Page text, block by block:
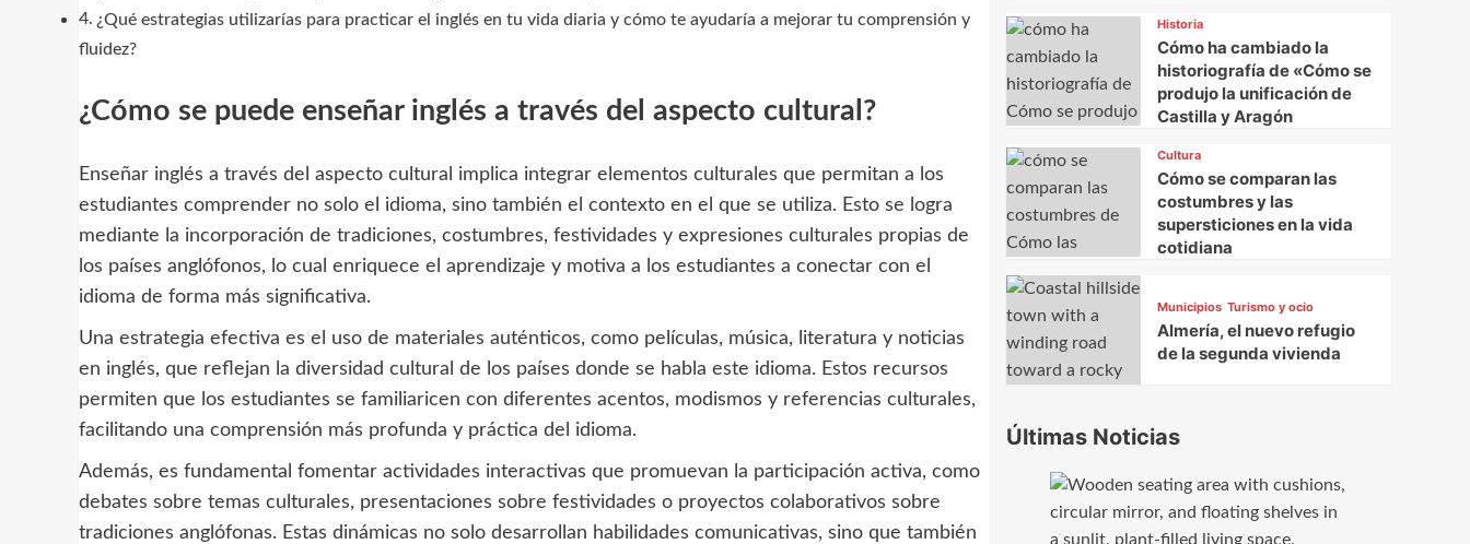
¿Qué estrategias utilizarías para practicar el inglés en tu vida diaria y cómo te ayudaría a mejorar tu comprensión y
fluidez?
¿Cómo se puede enseñar inglés a través del aspecto cultural?
Enseñar inglés a través del aspecto cultural implica integrar elementos culturales que permitan a los
estudiantes comprender no solo el idioma, sino también el contexto en el que se utiliza. Esto se logra
mediante la incorporación de tradiciones, costumbres, festividades y expresiones culturales propias de
los países anglófonos, lo cual enriquece el aprendizaje y motiva a los estudiantes a conectar con el
idioma de forma más significativa.
Una estrategia efectiva es el uso de materiales auténticos, como películas, música, literatura y noticias
en inglés, que reflejan la diversidad cultural de los países donde se habla este idioma. Estos recursos
permiten que los estudiantes se familiaricen con diferentes acentos, modismos y referencias culturales,
facilitando una comprensión más profunda y práctica del idioma.
Además, es fundamental fomentar actividades interactivas que promuevan la participación activa, como
debates sobre temas culturales, presentaciones sobre festividades o proyectos colaborativos sobre
tradiciones anglófonas. Estas dinámicas no solo desarrollan habilidades comunicativas, sino que también
Historia
Cómo ha cambiado la
historiografía de «Cómo se
produjo la unificación de
Castilla y Aragón
Cultura
Cómo se comparan las
costumbres y las
supersticiones en la vida
cotidiana
Municipios Turismo y ocio
Almería, el nuevo refugio
de la segunda vivienda
Últimas Noticias